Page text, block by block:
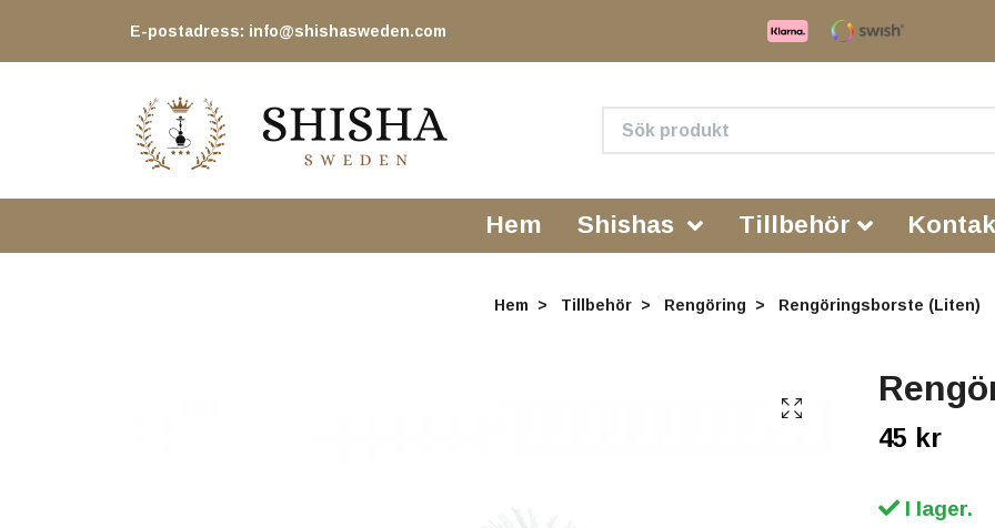
E-postadress: info@shishasweden.com
Hem Shishas Tillbehör
Hem Tillbehör Rengöring Rengöringsborste (Liten)
45 kr
I lager.